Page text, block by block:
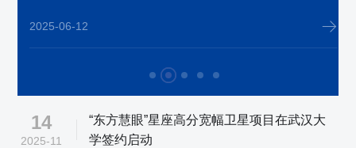
2025-06-12
14
2025-11
“东方慧眼”星座高分宽幅卫星项目在武汉大
学签约启动